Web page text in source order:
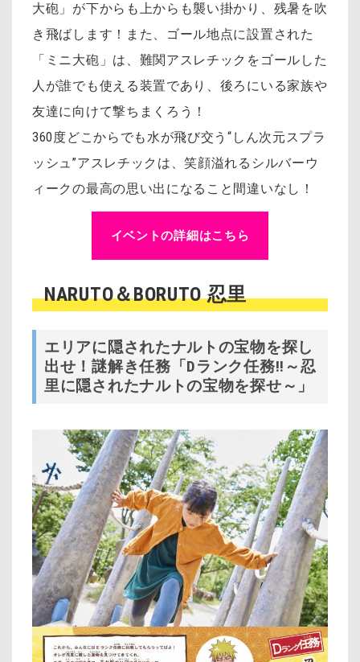
大砲」が下からも上からも襲い掛かり、残暑を吹
き飛ばします！また、ゴール地点に設置された
「ミニ大砲」は、難関アスレチックをゴールした
人が誰でも使える装置であり、後ろにいる家族や
友達に向けて撃ちまくろう！
360度どこからでも水が飛び交う“しん次元スプラ
ッシュ”アスレチックは、笑顔溢れるシルバーウ
ィークの最高の思い出になること間違いなし！
イベントの詳細はこちら
NARUTO＆BORUTO 忍里
エリアに隠されたナルトの宝物を探し
出せ！謎解き任務「Dランク任務!!～忍
里に隠されたナルトの宝物を探せ～」